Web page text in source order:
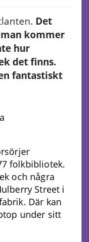
Det
kommer
hur
det finns.
fantastiskt
folkbibliotek.
och några
Street i
Där kan
under sitt